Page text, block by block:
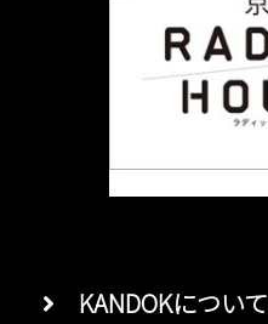
KANDOKについて